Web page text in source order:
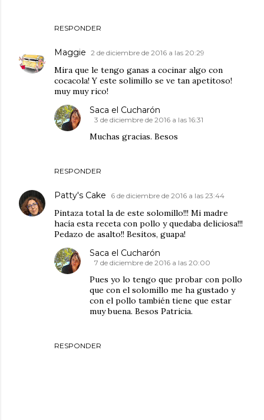
RESPONDER
Maggie 2 de diciembre de 2016 a las 20:29
Mira que le tengo ganas a cocinar algo con
cocacola! Y este solimillo se ve tan apetitoso!
muy muy rico!
RESPONDER
Saca el Cucharón
3 de diciembre de 2016 a las 16:31
Muchas gracias. Besos
Patty's Cake 6 de diciembre de 2016 a las 23:44
Pintaza total la de este solomillo!!! Mi madre
hacía esta receta con pollo y quedaba deliciosa!!!
Pedazo de asalto!! Besitos, guapa!
RESPONDER
Saca el Cucharón
7 de diciembre de 2016 a las 20:00
Pues yo lo tengo que probar con pollo
que con el solomillo me ha gustado y
con el pollo también tiene que estar
muy buena. Besos Patricia.